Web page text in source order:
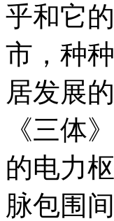
乎和它
市，种
居发展
《三体
的电力
脉包围